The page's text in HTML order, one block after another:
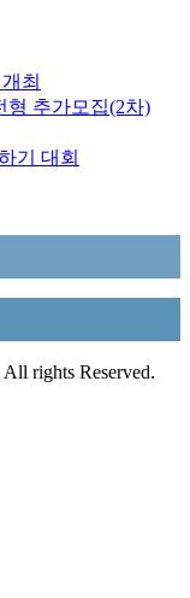
최
형 추가모집(2차)
기 대회
rights Reserved.